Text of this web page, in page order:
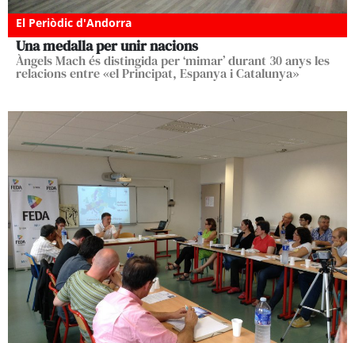
El Periòdic d'Andorra
Una medalla per unir nacions
Àngels Mach és distingida per ‘mimar’ durant 30 anys les
relacions entre «el Principat, Espanya i Catalunya»